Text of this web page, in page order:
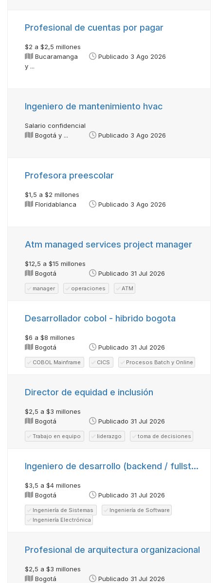
Profesional de cuentas por pagar
$2 a $2,5 millones
Bucaramanga
y ...
Publicado 3 Ago 2026
Ingeniero de mantenimiento hvac
Salario confidencial
Bogotá y ...
Publicado 3 Ago 2026
Profesora preescolar
$1,5 a $2 millones
Floridablanca
Publicado 3 Ago 2026
Atm managed services project manager
$12,5 a $15 millones
Bogotá
Publicado 31 Jul 2026
manager operaciones ATM
Desarrollador cobol - hibrido bogota
$6 a $8 millones
Bogotá
Publicado 31 Jul 2026
COBOL Mainframe CICS Procesos Batch y Online
Director de equidad e inclusión
$2,5 a $3 millones
Bogotá
Publicado 31 Jul 2026
Trabajo en equipo liderazgo toma de decisiones
Ingeniero de desarrollo (backend / fullstack) -ref .1626113229-15
$3,5 a $4 millones
Bogotá
Publicado 31 Jul 2026
Ingeniería de Sistemas
Ingeniería de Software
Ingeniería Electrónica
Profesional de arquitectura organizacional
$2,5 a $3 millones
Bogotá
Publicado 31 Jul 2026